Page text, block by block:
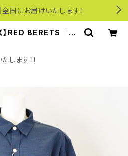
全国にお届けいたします！
】RED BERETS｜接
リワンワールドオンラ
ビジネス・カジュアル
します！！